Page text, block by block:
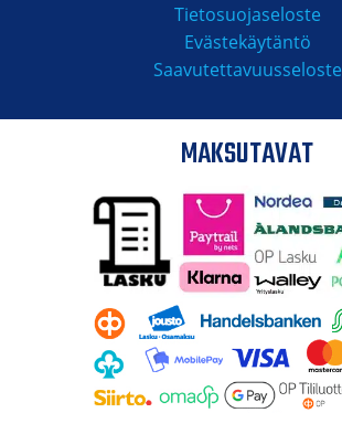
Tietosuojaseloste
Evästekäytäntö
Saavutettavuusseloste
MAKSUTAVAT